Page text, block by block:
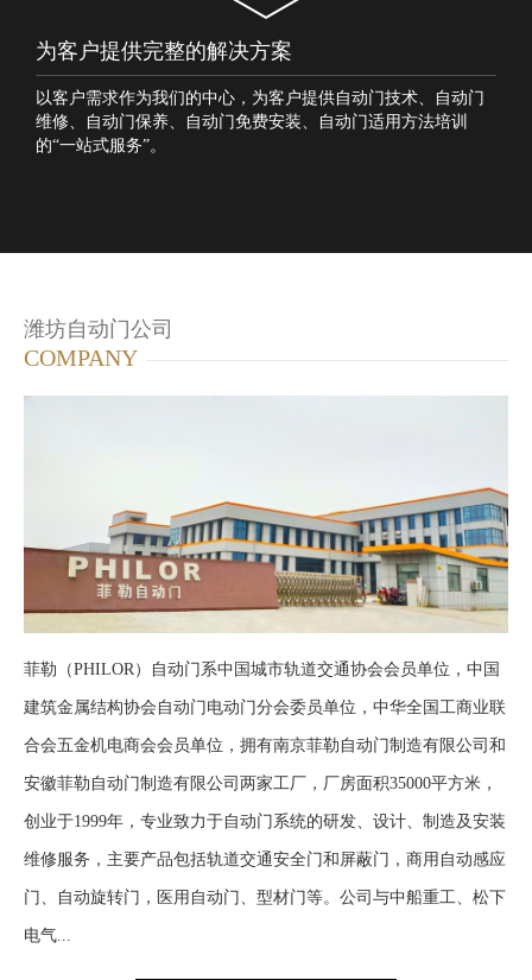
为客户提供完整的解决方案
以客户需求作为我们的中心，为客户提供自动门技术、自动门
维修、自动门保养、自动门免费安装、自动门适用方法培训
的“一站式服务”。
潍坊自动门公司
COMPANY
菲勒（PHILOR）自动门系中国城市轨道交通协会会员单位，中国
建筑金属结构协会自动门电动门分会委员单位，中华全国工商业联
合会五金机电商会会员单位，拥有南京菲勒自动门制造有限公司和
安徽菲勒自动门制造有限公司两家工厂，厂房面积35000平方米，
创业于1999年，专业致力于自动门系统的研发、设计、制造及安装
维修服务，主要产品包括轨道交通安全门和屏蔽门，商用自动感应
门、自动旋转门，医用自动门、型材门等。公司与中船重工、松下
电气...